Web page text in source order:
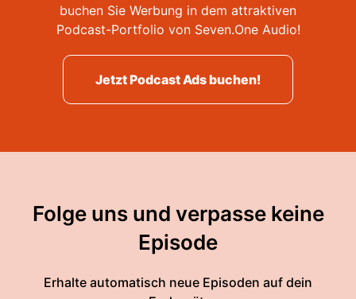
buchen Sie Werbung in dem attraktiven
Podcast-Portfolio von Seven.One Audio!
Jetzt Podcast Ads buchen!
Folge uns und verpasse keine
Episode
Erhalte automatisch neue Episoden auf dein